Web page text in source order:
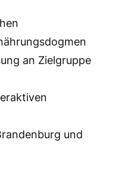
an Zielgruppe
und